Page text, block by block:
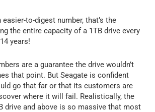
to-digest number, that’s the
the entire capacity of a 1TB drive every
years!
are a guarantee the drive wouldn’t
that point. But Seagate is confident
go that far or that its customers are
where it will fail. Realistically, the
drive and above is so massive that most